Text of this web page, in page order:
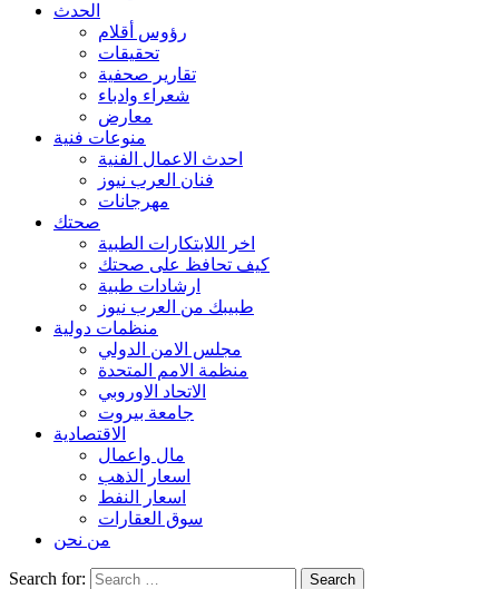
الحدث
رؤوس أقلام
تحقيقات
تقارير صحفية
شعراء وادباء
معارض
منوعات فنية
احدث الاعمال الفنية
فنان العرب نيوز
مهرجانات
صحتك
اخر اللابتكارات الطبية
كيف تحافظ على صحتك
ارشادات طبية
طبيبك من العرب نيوز
منظمات دولية
مجلس الامن الدولي
منظمة الامم المتحدة
الاتحاد الاوروبي
جامعة بيروت
الاقتصادية
مال واعمال
اسعار الذهب
اسعار النفط
سوق العقارات
من نحن
Search for: